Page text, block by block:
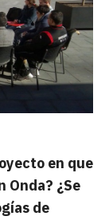
en que
Onda? ¿Se
de